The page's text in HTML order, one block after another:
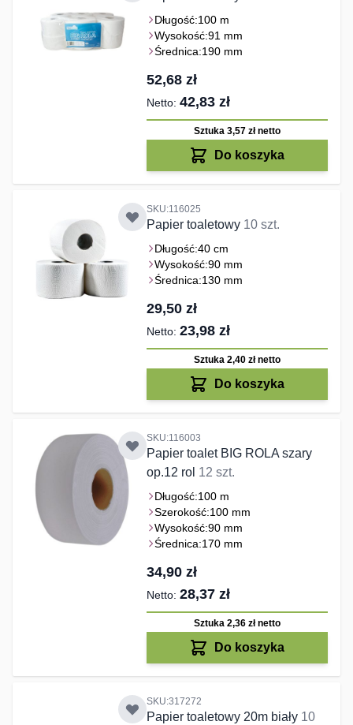
Długość:100 m
Wysokość:91 mm
Średnica:190 mm
52,68 zł
42,83 zł
Sztuka 3,57 złnetto
Do koszyka
SKU:116025
Papier toaletowy 10 szt.
Długość:40 cm
Wysokość:90 mm
Średnica:130 mm
29,50 zł
23,98 zł
Sztuka 2,40 złnetto
Do koszyka
SKU:116003
Papier toalet BIG ROLA szary
op.12 rol 12 szt.
Długość:100 m
Szerokość:100 mm
Wysokość:90 mm
Średnica:170 mm
34,90 zł
28,37 zł
Sztuka 2,36 złnetto
Do koszyka
SKU:317272
Papier toaletowy 20m biały 10